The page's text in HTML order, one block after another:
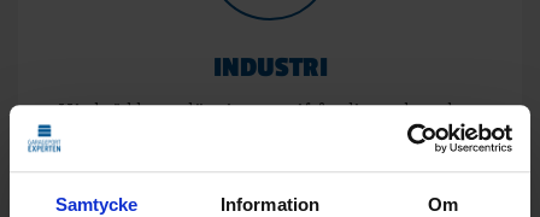
Samtycke Information Om
INDUSTRI
Vi skräddarsyr lösningar utifrån din verksamhets
behov och ger expertråd om vad som passar bäst.
Självklart erbjuder vi även service och serviceavtal
för att säkerställa att allt fungerar tryggt och